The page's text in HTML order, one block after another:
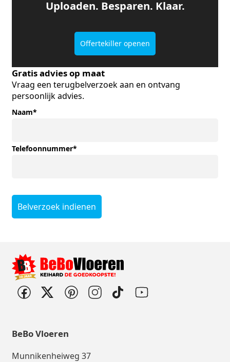
Uploaden. Besparen. Klaar.
Offertekiller openen
Gratis advies op maat
Vraag een terugbelverzoek aan en ontvang
persoonlijk advies.
Naam*
Telefoonnummer*
Belverzoek indienen
BeBo Vloeren
Munnikenheiweg 37